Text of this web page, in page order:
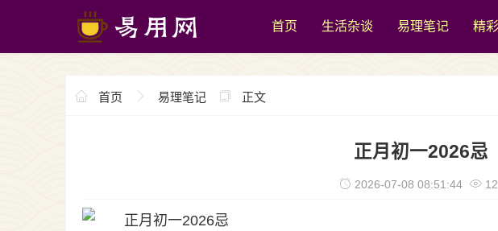
首页 生活杂谈 易理笔记 精
首页 易理笔记 正文
正月初一2026忌
2026-07-08 08:51:44